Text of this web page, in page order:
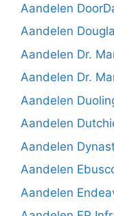
Aandelen
Aandelen
Aandelen Dr.
Aandelen Dr.
Aandelen
Aandelen
Aandelen
Aandelen
Aandelen